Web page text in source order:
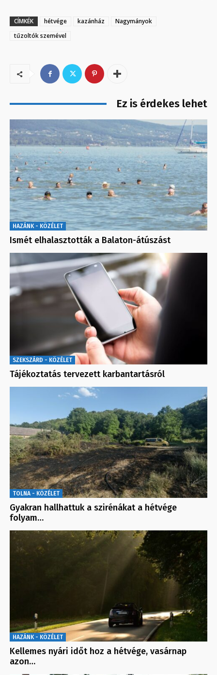
CÍMKÉK hétvége kazánház
Nagymányok
tűzoltók szemével
Ez is érdekes lehet
HAZÁNK - KÖZÉLET
Ismét elhalasztották a Balaton-átúszást
SZEKSZÁRD - KÖZÉLET
Tájékoztatás tervezett karbantartásról
TOLNA - KÖZÉLET
Gyakran hallhattuk a szirénákat a hétvége
folyam…
HAZÁNK - KÖZÉLET
Kellemes nyári időt hoz a hétvége, vasárnap
azon…